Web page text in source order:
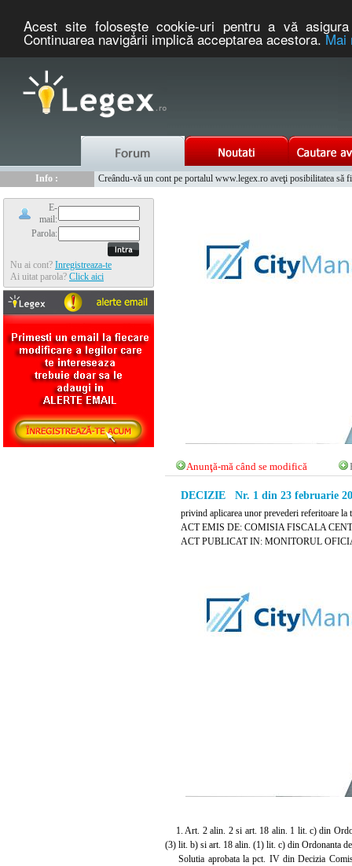
Acest site foloseşte cookie-uri pentru a vă
Continuarea navigării implică acceptarea acestora.Mai
Info :
Creându-vă un cont pe portalul www.legex.ro aveţi posibilitatea să
E-
mail:
Parola:
Nu ai cont? Inregistreaza-te
Ai uitat parola? Click aici
Anunţă-mă când se modifică
DECIZIE Nr. 1 din 23 februarie
privind aplicarea unor prevederi referitoare la
ACT EMIS DE: COMISIA FISCALA
ACT PUBLICAT IN: MONITORUL
1. Art. 2 alin. 2 si art. 18 alin. 1 lit. c) din
(3) lit. b) si art. 18 alin. (1) lit. c) din Ordonanta
Solutia aprobata la pct. IV din Decizia